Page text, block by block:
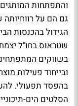
והתפתחות
גם הם על
הגידול בהכנסות
בשווקים
ובייחוד פעילות
בהפסד תפעולי.
הסלטים הים-